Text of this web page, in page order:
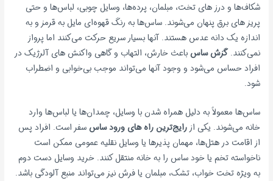
شکاف‌ها و درز های تخت، مبلمان، پرده‌ها، وسایل چوبی، لباس‌ها و حتی
پریز های برق پنهان می‌شوند. ساس‌ها به رنگ قهوه‌ای مایل به قرمز و به
اندازه یک دانه عدس هستند. آنها بسیار سریع حرکت می‌کنند اما پرواز
نمی‌کنند.گزش ساسباعث خارش، التهاب و گاهی واکنش های آلرژیک در
افراد حساس می‌شود و وجود آنها می‌تواند موجب بی‌خوابی و اضطراب
شود.
ساس‌ها معمولاً به دلیل همراه شدن با وسایل، چمدان‌ها یا لباس‌ها وارد
خانه می‌شوند. یکی ازرایج‌ترین راه های ورود ساسسفر است. افراد پس
از اقامت در هتل‌ها، مهمان پذیرها یا وسایل نقلیه عمومی ممکن است
ناخواسته تخم یا خود ساس را به خانه منتقل کنند. خرید وسایل دست دوم
به ویژه تخت خواب، تشک، مبلمان یا فرش نیز می‌تواند منبع آلودگی باشد.